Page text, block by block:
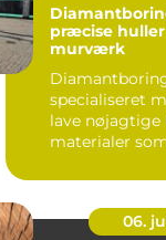
præcise
murværk
specialiseret
lave nøjagtige
materialer
06.